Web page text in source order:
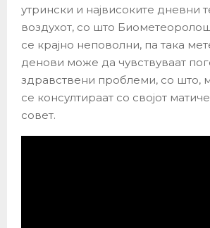
утрински и највисоките дневни
воздухот, со што
се крајно неповолни, па така
денови може да чувствуваат
здравствени проблеми, со што,
се консултираат со својот
совет.